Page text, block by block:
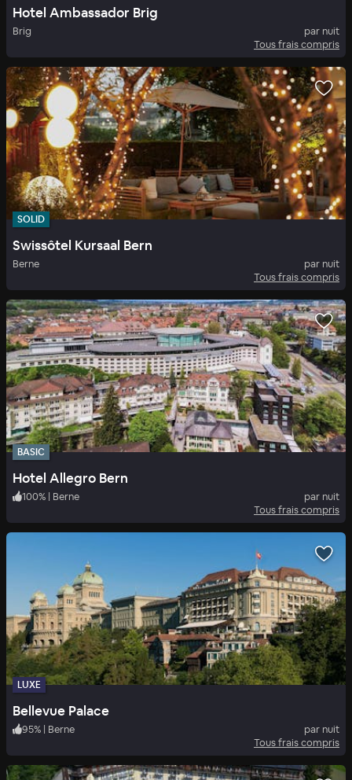
Hotel Ambassador Brig
Brig
par nuit
Tous frais compris
SOLID
Swissôtel Kursaal Bern
Berne
par nuit
Tous frais compris
BASIC
Hotel Allegro Bern
100% | Berne
par nuit
Tous frais compris
LUXE
Bellevue Palace
95% | Berne
par nuit
Tous frais compris